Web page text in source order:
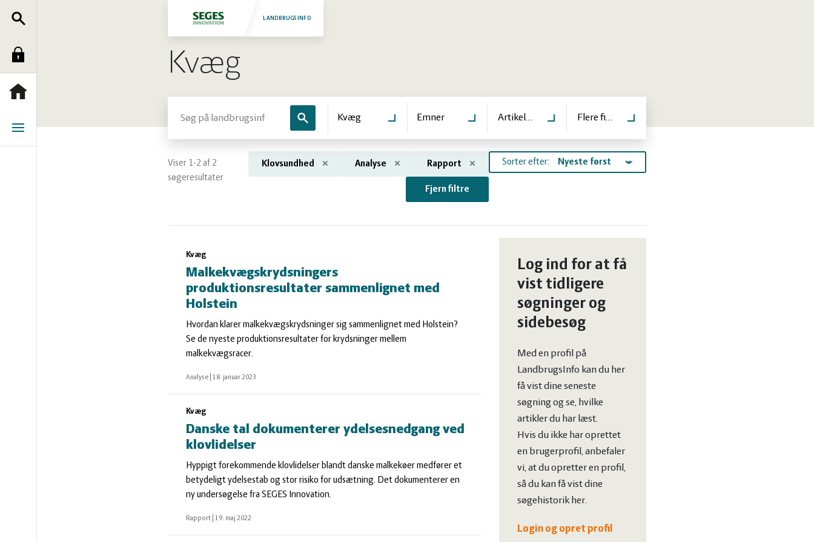
Menu
Jura
LANDBRUGSINFO
Kvæg
Søg Kvæg Emner Artikeltyper Flere filtre
Viser 1-2 af 2
søgeresultater
Klovsundhed Analyse Rapport
Fjern filtre
Sorter efter:
Søgeresultater
Kvæg
Malkekvægskrydsningers
produktionsresultater sammenlignet med
Holstein
Hvordan klarer malkekvægskrydsninger sig sammenlignet med Holstein?
Se de nyeste produktionsresultater for krydsninger mellem
malkekvægsracer.
Analyse 18. januar 2023
Kvæg
Danske tal dokumenterer ydelsesnedgang ved
klovlidelser
Hyppigt forekommende klovlidelser blandt danske malkekøer medfører et
betydeligt ydelsestab og stor risiko for udsætning. Det dokumenterer en
ny undersøgelse fra SEGES Innovation.
Rapport 19. maj 2022
Log ind for at få
vist tidligere
søgninger og
sidebesøg
Med en profil på
LandbrugsInfo kan du her
få vist dine seneste
søgning og se, hvilke
artikler du har læst.
Hvis du ikke har oprettet
en brugerprofil, anbefaler
vi, at du opretter en profil,
så du kan få vist dine
søgehistorik her.
Login og opret profil